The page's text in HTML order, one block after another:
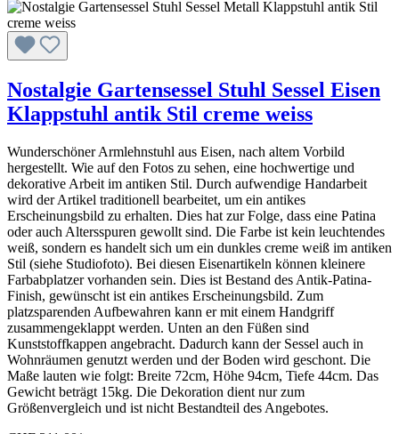
Nostalgie Gartensessel Stuhl Sessel Eisen
Klappstuhl antik Stil creme weiss
Wunderschöner Armlehnstuhl aus Eisen, nach altem Vorbild
hergestellt. Wie auf den Fotos zu sehen, eine hochwertige und
dekorative Arbeit im antiken Stil. Durch aufwendige Handarbeit
wird der Artikel traditionell bearbeitet, um ein antikes
Erscheinungsbild zu erhalten. Dies hat zur Folge, dass eine Patina
oder auch Altersspuren gewollt sind. Die Farbe ist kein leuchtendes
weiß, sondern es handelt sich um ein dunkles creme weiß im antiken
Stil (siehe Studiofoto). Bei diesen Eisenartikeln können kleinere
Farbabplatzer vorhanden sein. Dies ist Bestand des Antik-Patina-
Finish, gewünscht ist ein antikes Erscheinungsbild. Zum
platzsparenden Aufbewahren kann er mit einem Handgriff
zusammengeklappt werden. Unten an den Füßen sind
Kunststoffkappen angebracht. Dadurch kann der Sessel auch in
Wohnräumen genutzt werden und der Boden wird geschont. Die
Maße lauten wie folgt: Breite 72cm, Höhe 94cm, Tiefe 44cm. Das
Gewicht beträgt 15kg. Die Dekoration dient nur zum
Größenvergleich und ist nicht Bestandteil des Angebotes.